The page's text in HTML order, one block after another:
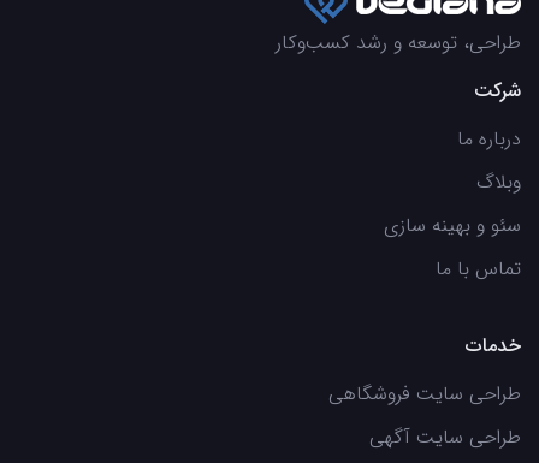
طراحی، توسعه و رشد کسب‌وکار
شرکت
درباره ما
وبلاگ
سئو و بهینه سازی
تماس با ما
خدمات
طراحی سایت فروشگاهی
طراحی سایت آگهی